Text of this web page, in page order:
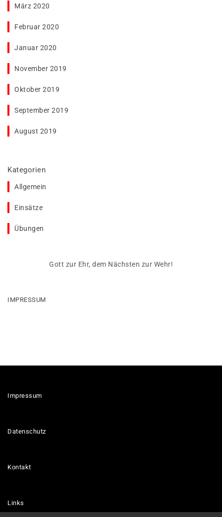
März 2020
Februar 2020
Januar 2020
November 2019
Oktober 2019
September 2019
August 2019
Kategorien
Allgemein
Einsätze
Übungen
Gott zur Ehr, dem Nächsten zur Wehr!
IMPRESSUM
Impressum
Datenschutz
Kontakt
Links